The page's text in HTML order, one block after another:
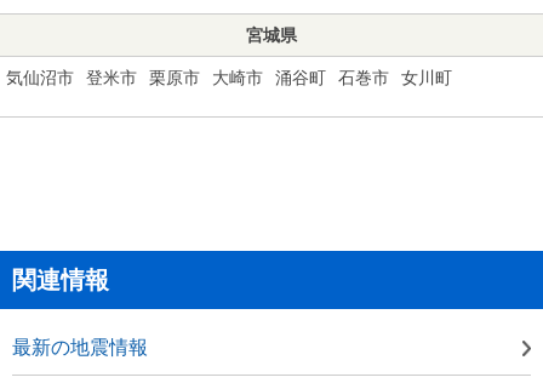
宮城県
気仙沼市 登米市 栗原市 大崎市 涌谷町 石巻市 女川町
関連情報
最新の地震情報